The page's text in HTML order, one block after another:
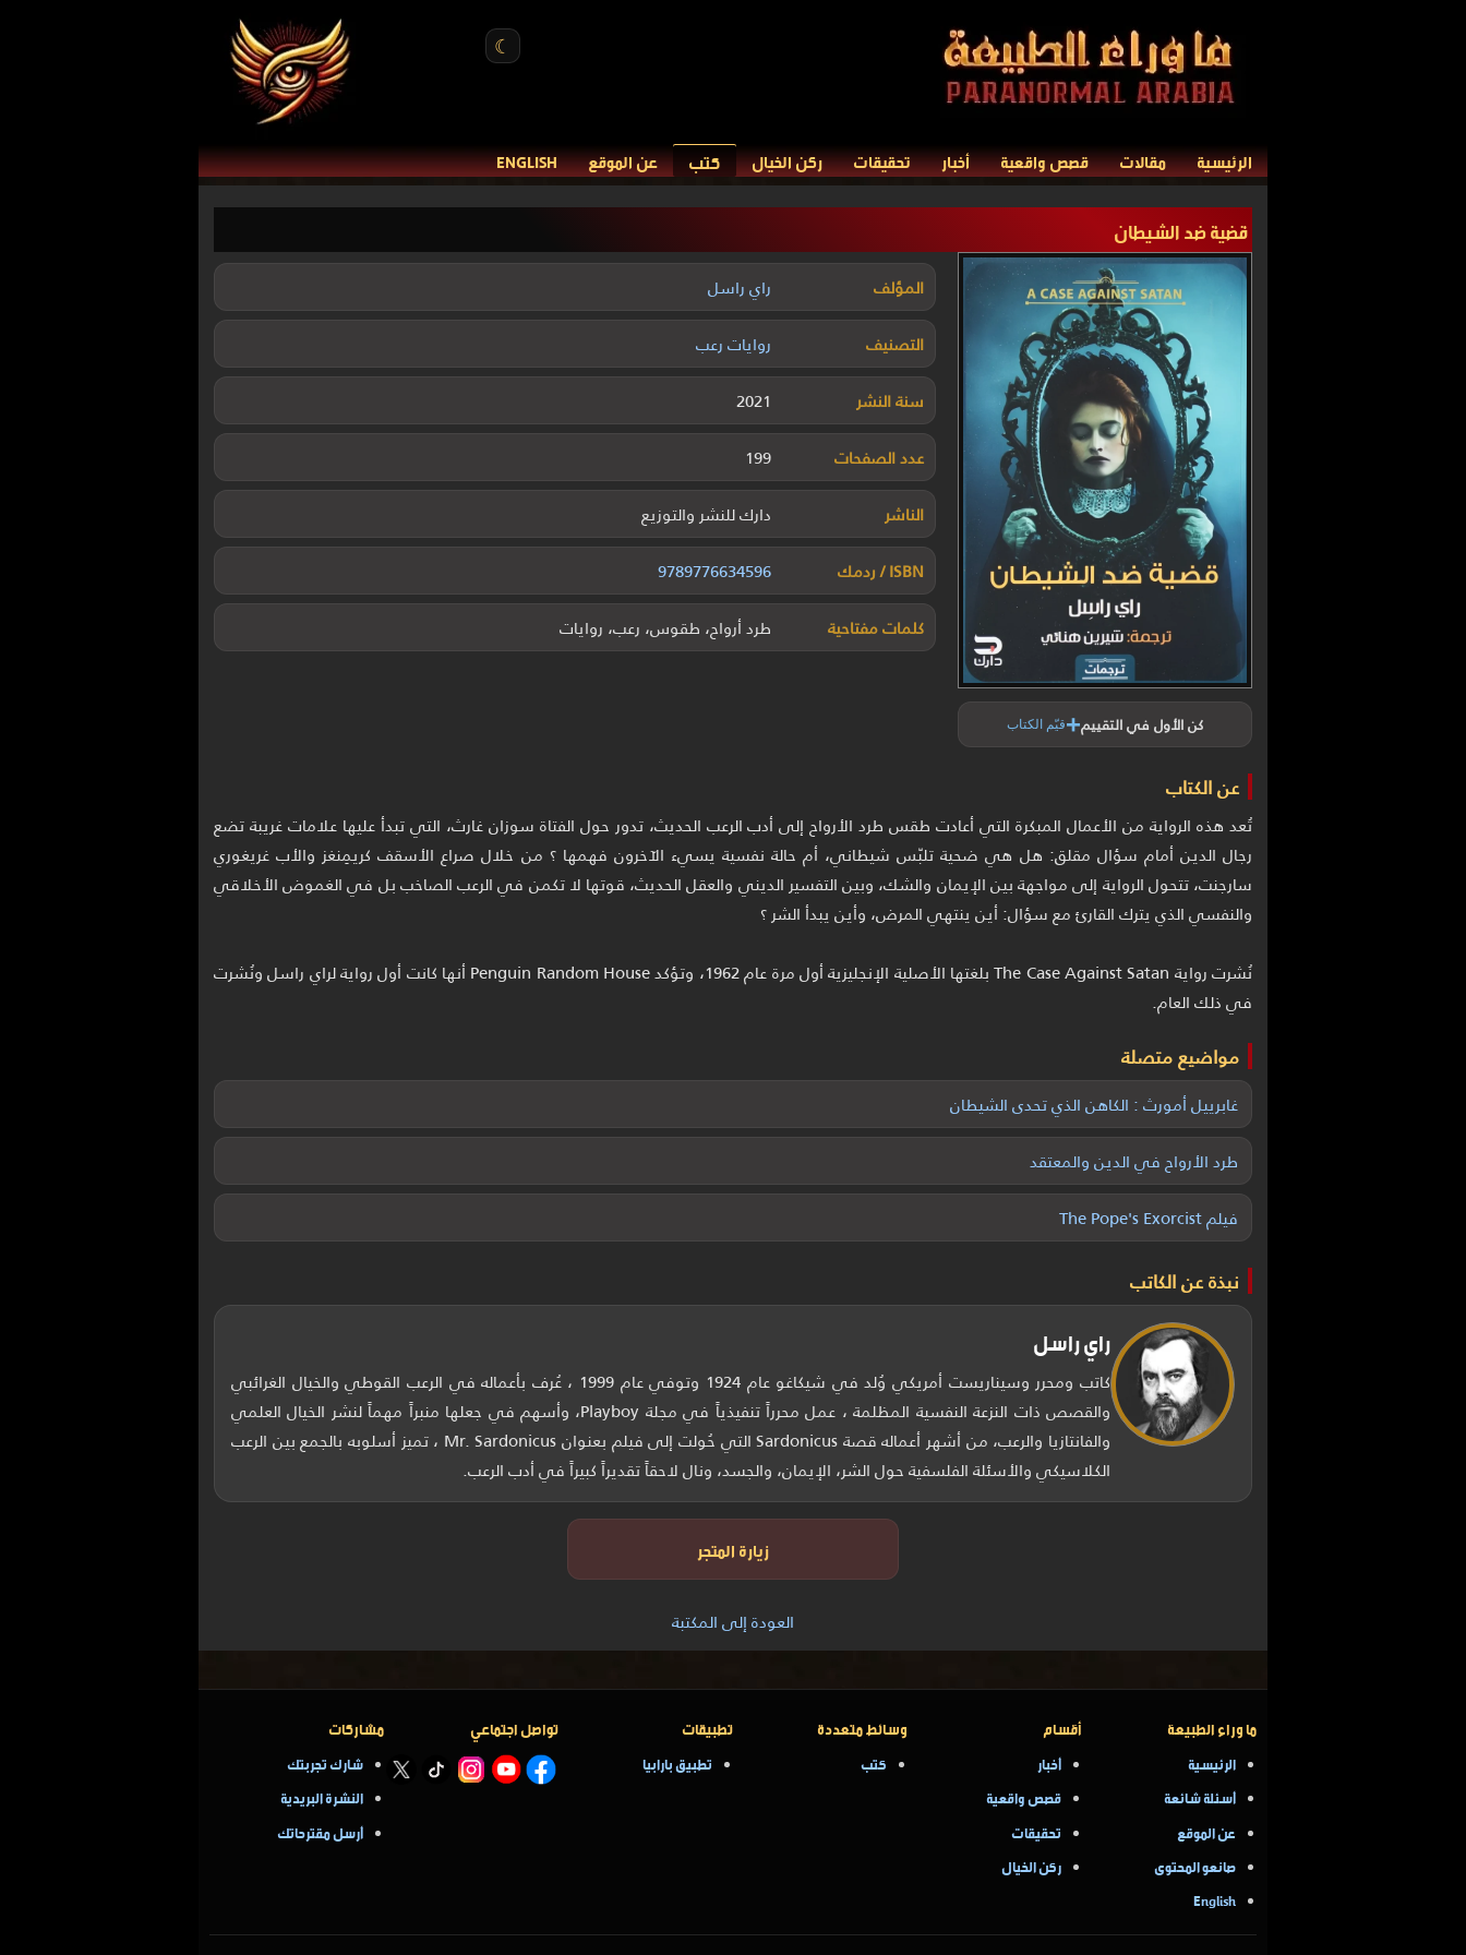
☾
الرئيسية مقالات قصص واقعية أخبار تحقيقات ركن الخيال كتب عن الموقع ENGLISH
قضية ضد الشيطان
كن الأول في التقييم+قيّم الكتاب
المؤلف
راي راسل
التصنيف
روايات رعب
سنة النشر
2021
عدد الصفحات
199
الناشر
دارك للنشر والتوزيع
ISBN / ردمك
9789776634596
كلمات مفتاحية
طرد أرواح، طقوس، رعب، روايات
عن الكتاب
تُعد هذه الرواية من الأعمال المبكرة التي أعادت طقس طرد الأرواح إلى أدب الرعب الحديث، تدور حول الفتاة سوزان غارث، التي تبدأ عليها علامات غريبة تضع
رجال الدين أمام سؤال مقلق: هل هي ضحية تلبّس شيطاني، أم حالة نفسية يسيء الآخرون فهمها ؟ من خلال صراع الأسقف كريمِنغز والأب غريغوري
سارجنت، تتحول الرواية إلى مواجهة بين الإيمان والشك، وبين التفسير الديني والعقل الحديث، قوتها لا تكمن في الرعب الصاخب بل في الغموض الأخلاقي
نُشرت رواية The Case Against Satan بلغتها الأصلية الإنجليزية أول مرة عام 1962، وتؤكد Penguin Random House أنها كانت أول رواية لراي راسل ونُشرت
في ذلك العام.
مواضيع متصلة
غابرييل أمورث : الكاهن الذي تحدى الشيطان
طرد الأرواح في الدين والمعتقد
فيلم The Pope's Exorcist
نبذة عن الكاتب
راي راسل
كاتب ومحرر وسيناريست أمريكي وُلد في شيكاغو عام 1924 وتوفي عام 1999 ، عُرف بأعماله في الرعب القوطي والخيال الغرائبي
والقصص ذات النزعة النفسية المظلمة ، عمل محرراً تنفيذياً في مجلة Playboy، وأسهم في جعلها منبراً مهماً لنشر الخيال العلمي
والفانتازيا والرعب، من أشهر أعماله قصة Sardonicus التي حُولت إلى فيلم بعنوان Mr. Sardonicus ، تميز أسلوبه بالجمع بين الرعب
الكلاسيكي والأسئلة الفلسفية حول الشر، الإيمان، والجسد، ونال لاحقاً تقديراً كبيراً في أدب الرعب.
زيارة المتجر
العودة إلى المكتبة
ما وراء الطبيعة
الرئيسية
أسئلة شائعة
عن الموقع
صانعو المحتوى
English
أقسام
أخبار
قصص واقعية
تحقيقات
ركن الخيال
وسائط متعددة
كتب
تطبيقات
تطبيق بارابيا
تواصل اجتماعي مشاركات
شارك تجربتك
النشرة البريدية
أرسل مقترحاتك